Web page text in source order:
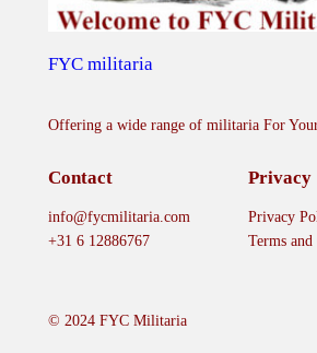
FYC militaria
Offering a wide range of militaria For
Contact
info@fycmilitaria.com
+31 6 12886767
Privacy
Privacy
Terms
© 2024 FYC Militaria